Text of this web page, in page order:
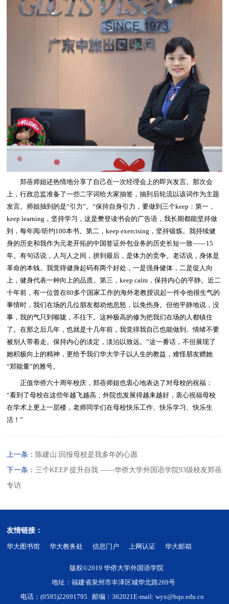
郑蓓师姐还热情地分享了自己在一次经理会上的即兴发言。那次会
上，行政总监准备了一些二字词给大家抽签，抽到后轮流以该词作为主题
发言。师姐抽到的是“引力”。“保持自身引力，要做到三个keep：第一，
keep learning，坚持学习，这是樊登读书会的广告语，我长期都能坚持做
到，每年阅/听约100本书。第二，keep exercising，坚持锻炼。我持续健
身的历史和我作为元老开拓的中国签证外包业务的历史长短一致——15
年。有句话说，人与人之间，拼到最后，是体力的竞争。老话说，身体是
革命的本钱。我觉得健身起码有两个好处，一是强身健体，二是促人向
上，健身代表一种向上的品质。第三，keep calm，保持内心的平静。近二
十年前，有一位曾在80多个国家工作的海外老教授说起一件令他很生气的
事情时，我们在场的几位朋友都劝他息怒，以免伤身。但他平静地说，没
事，我的气只到喉咙，不往下。这种极高的修为把我们在场的人都镇住
了。在那之后几年，也就是十几年前，我觉得我自己也能做到。情绪不要
被别人带着走。保持内心的淡定，淡泊以致远。”这一番话，不但展现了
她积极向上的精神，更给予我们华大学子以人生的教益，难怪朋友赠她
“郑能量”的雅号。
正值华侨六十周年校庆，郑蓓师姐也衷心地表达了对母校的祝福：
“看到了母校在这些年越飞越高，外院也发展得越来越好，衷心祝福母校
在学术上更上一层楼，老师同学们在母校快乐工作、快乐学习、快乐生
活！”
上一条： 陈建山:回报母校是我多年的心愿
下一条：三个KEEP 提升自我 ——华侨大学外国语学院93级校友郑蓓
专访
友情链接：
华大图书馆 华大教务处 信息门户 上网认证 华大邮箱
版权©2019 华侨大学外国语学院
地址：福建省泉州市丰泽区城华北路269号
电话：(0595)22691795 邮编：362021E-mail: wyx@hqu.edu.cn